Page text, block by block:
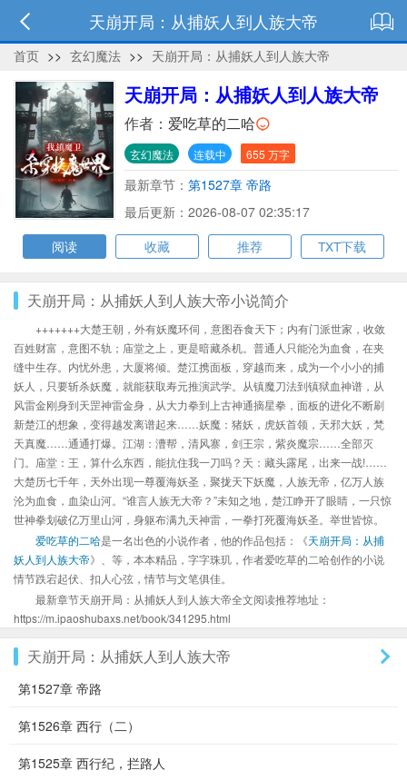
天崩开局：从捕妖人到人族大帝
首页 >> 玄幻魔法 >> 天崩开局：从捕妖人到人族大帝
天崩开局：从捕妖人到人族大帝
作者： 爱吃草的二哈
玄幻魔法 连载中 655 万字
最新章节： 第1527章 帝路
最后更新：2026-08-07 02:35:17
阅读
收藏 推荐 TXT下载
天崩开局：从捕妖人到人族大帝小说简介
+++++++大楚王朝，外有妖魔环伺，意图吞食天下；内有门派世家，收敛
百姓财富，意图不轨；庙堂之上，更是暗藏杀机。普通人只能沦为血食，在夹
缝中生存。内忧外患，大厦将倾。楚江携面板，穿越而来，成为一个小小的捕
妖人，只要斩杀妖魔，就能获取寿元推演武学。从镇魔刀法到镇狱血神谱，从
风雷金刚身到天罡神雷金身，从大力拳到上古神通摘星拳，面板的进化不断刷
新楚江的想象，变得越发离谱起来……妖魔：猪妖，虎妖首领，天邪大妖，梵
天真魔……通通打爆。江湖：漕帮，清风寨，剑王宗，紫炎魔宗……全部灭
门。庙堂：王，算什么东西，能抗住我一刀吗？天：藏头露尾，出来一战!……
大楚历七千年，天外出现一尊覆海妖圣，聚拢天下妖魔，人族无帝，亿万人族
沦为血食，血染山河。“谁言人族无大帝？”未知之地，楚江睁开了眼睛，一只惊
世神拳划破亿万里山河，身躯布满九天神雷，一拳打死覆海妖圣。举世皆惊。
爱吃草的二哈是一名出色的小说作者，他的作品包括：《天崩开局：从捕
妖人到人族大帝》、等，本本精品，字字珠玑，作者爱吃草的二哈创作的小说
情节跌宕起伏、扣人心弦，情节与文笔俱佳。
最新章节天崩开局：从捕妖人到人族大帝全文阅读推荐地址：
https://m.ipaoshubaxs.net/book/341295.html
天崩开局：从捕妖人到人族大帝
第1527章 帝路
第1526章 西行（二）
第1525章 西行纪，拦路人